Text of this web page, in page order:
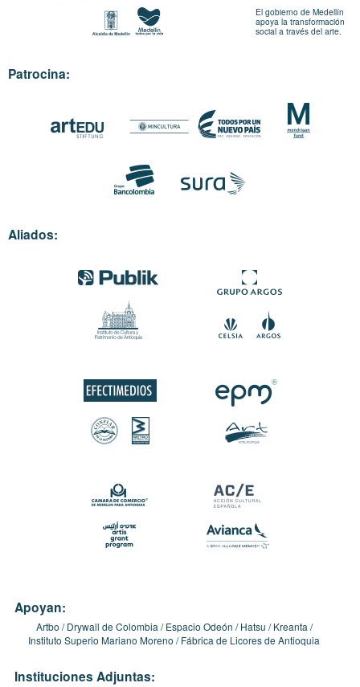
El gobierno de Medellín
apoya la transformación
social a través del arte.
Patrocina:
Aliados:
Apoyan:
Artbo Drywall de Colombia Espacio Odeón Hatsu
Kreanta
Instituto Superio Mariano Moreno
Fábrica de Licores de Antioquia
Instituciones Adjuntas: